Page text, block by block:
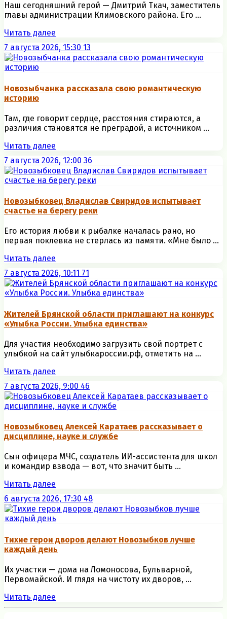
Наш сегодняшний герой — Дмитрий Ткач, заместитель
главы администрации Климовского района. Его ...
Читать далее
7 августа 2026, 15:30 13
Новозыбчанка рассказала свою романтическую
историю
Там, где говорит сердце, расстояния стираются, а
различия становятся не преградой, а источником ...
Читать далее
7 августа 2026, 12:00 36
Новозыбковец Владислав Свиридов испытывает
счастье на берегу реки
Его история любви к рыбалке началась рано, но
первая поклевка не стерлась из памяти. «Мне было ...
Читать далее
7 августа 2026, 10:11 71
Жителей Брянской области приглашают на конкурс
«Улыбка России. Улыбка единства»
Для участия необходимо загрузить свой портрет с
улыбкой на сайт улыбкароссии.рф, отметить на ...
Читать далее
7 августа 2026, 9:00 46
Новозыбковец Алексей Каратаев рассказывает о
дисциплине, науке и службе
Сын офицера МЧС, создатель ИИ-ассистента для школ
и командир взвода — вот, что значит быть ...
Читать далее
6 августа 2026, 17:30 48
Тихие герои дворов делают Новозыбков лучше
каждый день
Их участки — дома на Ломоносова, Бульварной,
Первомайской. И глядя на чистоту их дворов, ...
Читать далее